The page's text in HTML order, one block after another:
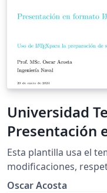
Universidad
Presentación
la Facultad de
Esta plantilla usa el
modificaciones,
paleta de colores de
Oscar Acosta